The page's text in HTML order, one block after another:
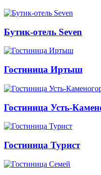
Бутик-отель Seven
Гостиница Иртыш
Гостиница Усть-
Гостиница Турист